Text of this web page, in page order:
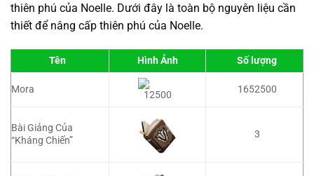
thiên phú của Noelle. Dưới đây là toàn bộ nguyên liệu cần
thiết để nâng cấp thiên phú của Noelle.
Tên Hình Ảnh Số lượng
Mora 1652500
Bài Giảng Của
“Kháng Chiến”
3